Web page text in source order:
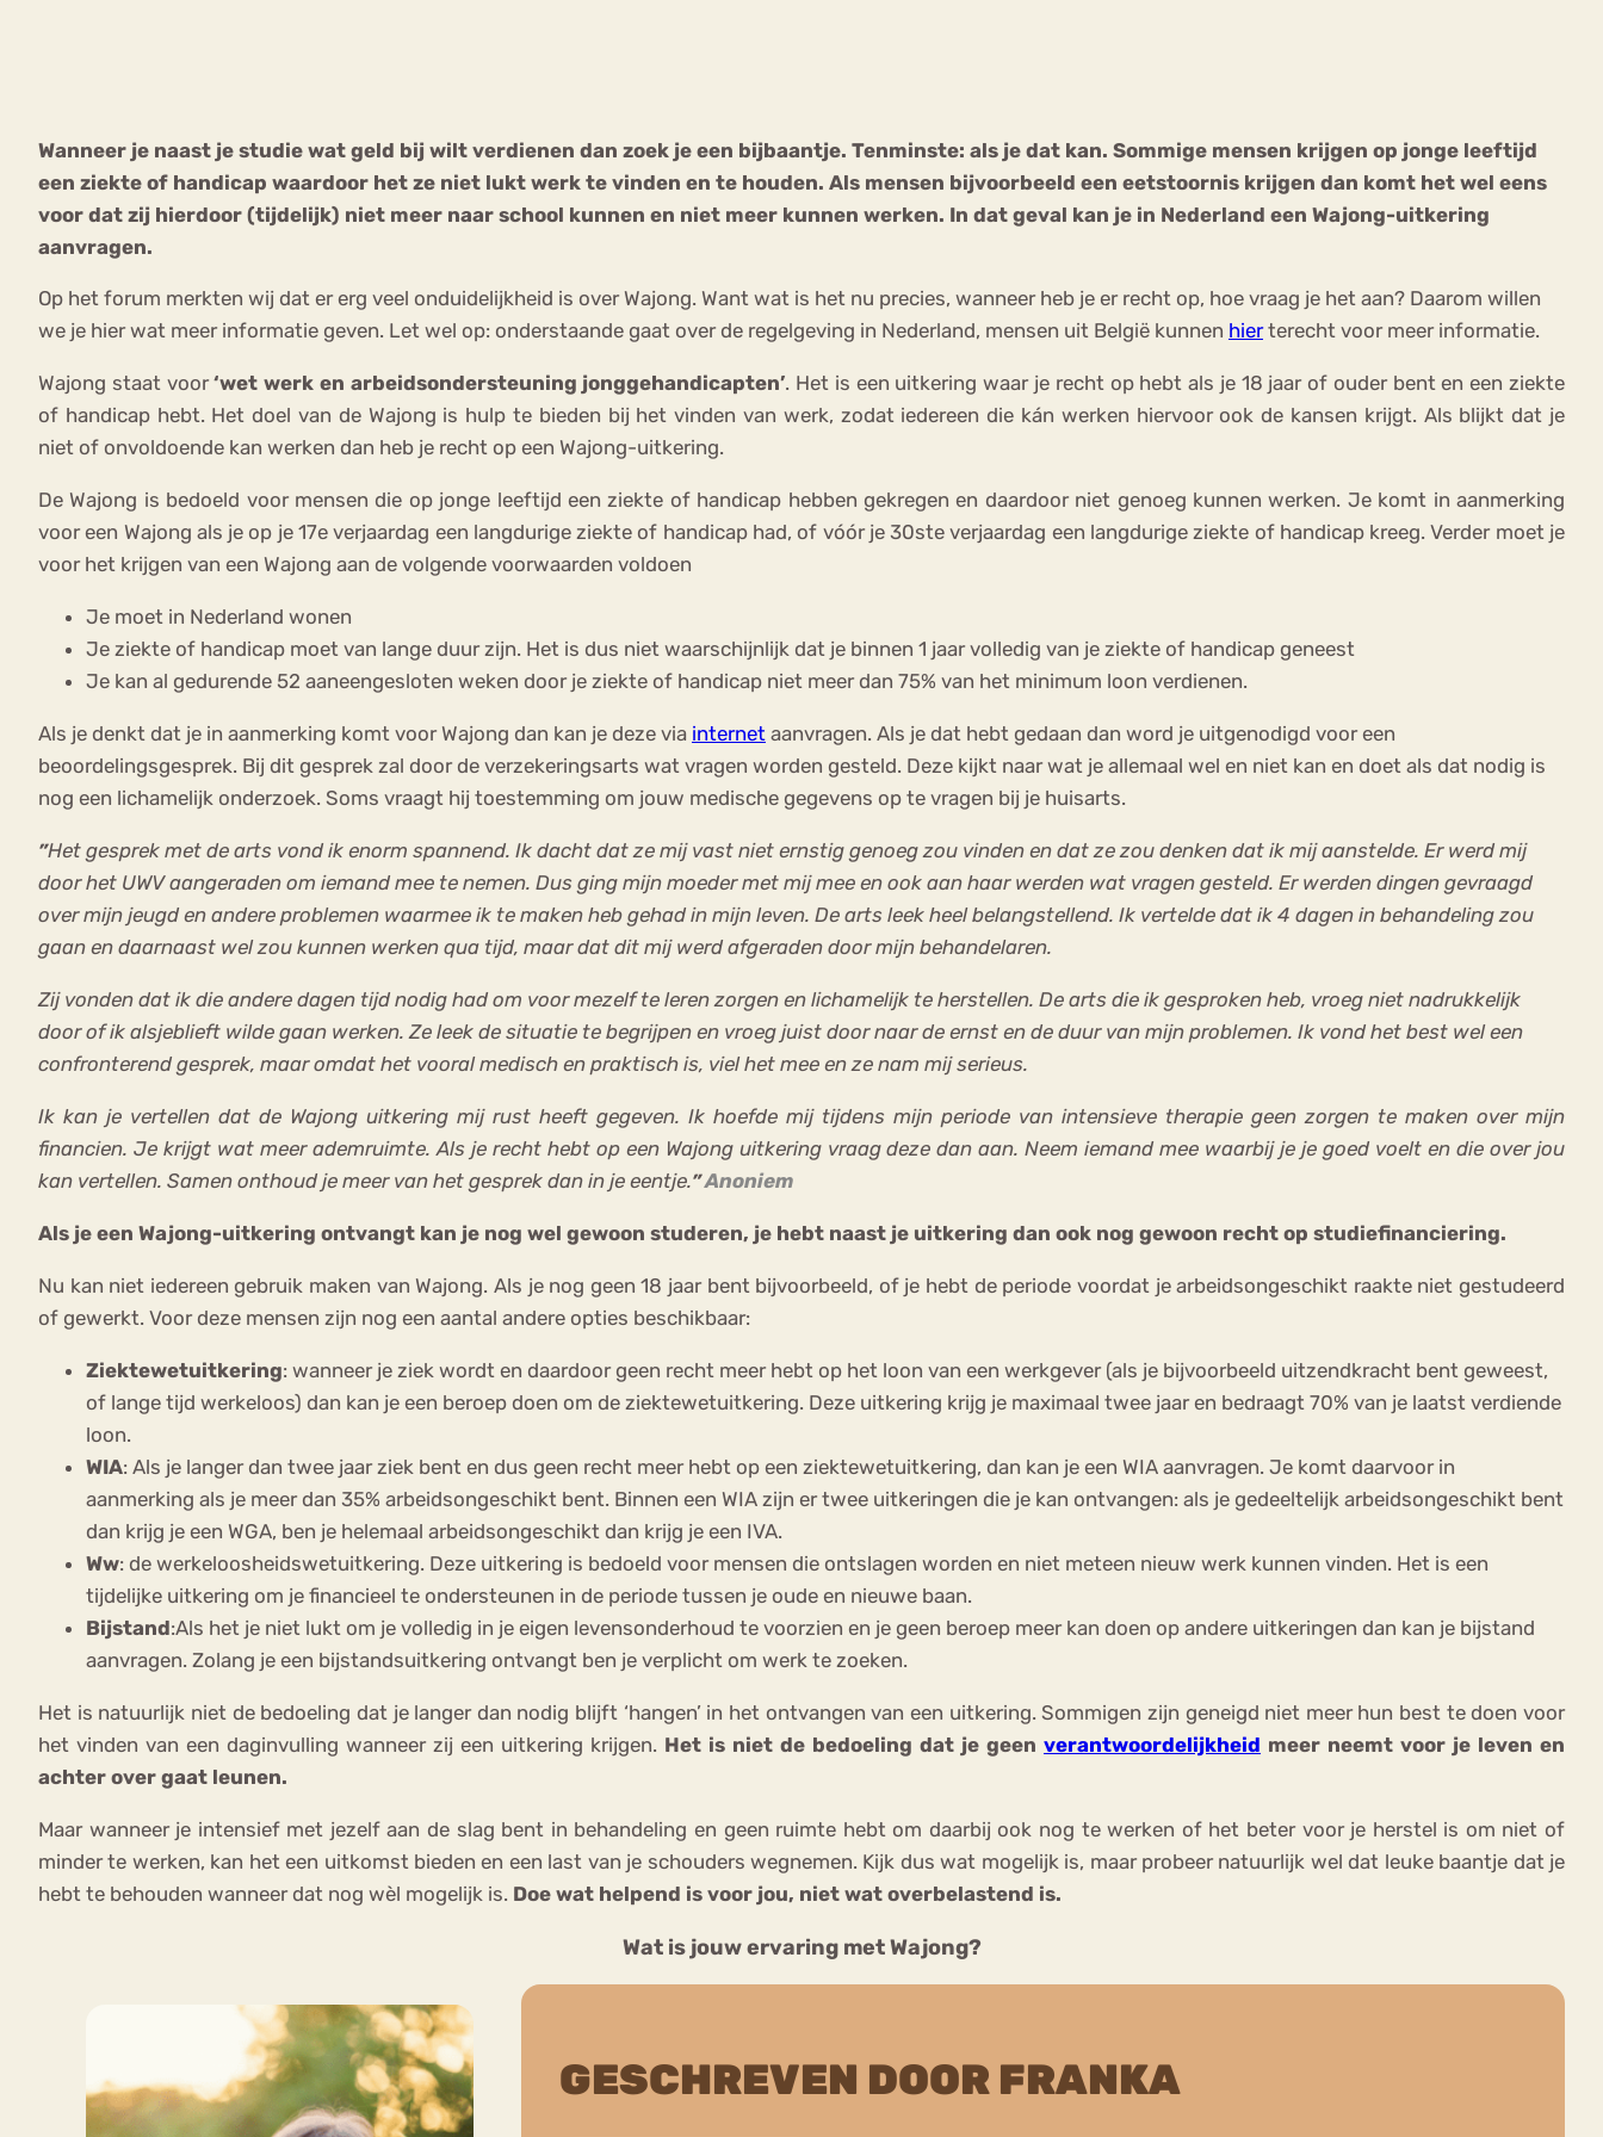
Wanneer je naast je studie wat geld bij wilt verdienen dan zoek je een bijbaantje. Tenminste: als je dat kan. Sommige mensen krijgen op jonge leeftijd
een ziekte of handicap waardoor het ze niet lukt werk te vinden en te houden. Als mensen bijvoorbeeld een eetstoornis krijgen dan komt het wel eens
voor dat zij hierdoor (tijdelijk) niet meer naar school kunnen en niet meer kunnen werken. In dat geval kan je in Nederland een Wajong-uitkering
aanvragen.
Op het forum merkten wij dat er erg veel onduidelijkheid is over Wajong. Want wat is het nu precies, wanneer heb je er recht op, hoe vraag je het aan? Daarom willen
we je hier wat meer informatie geven. Let wel op: onderstaande gaat over de regelgeving in Nederland, mensen uit België kunnen hierterecht voor meer informatie.
Wajong staat voor‘wet werk en arbeidsondersteuning jonggehandicapten’. Het is een uitkering waar je recht op hebt als je 18 jaar of ouder bent en een ziekte
of handicap hebt. Het doel van de Wajong is hulp te bieden bij het vinden van werk, zodat iedereen die kán werken hiervoor ook de kansen krijgt. Als blijkt dat je
niet of onvoldoende kan werken dan heb je recht op een Wajong-uitkering.
De Wajong is bedoeld voor mensen die op jonge leeftijd een ziekte of handicap hebben gekregen en daardoor niet genoeg kunnen werken. Je komt in aanmerking
voor een Wajong als je op je 17e verjaardag een langdurige ziekte of handicap had, of vóór je 30ste verjaardag een langdurige ziekte of handicap kreeg. Verder moet je
voor het krijgen van een Wajong aan de volgende voorwaarden voldoen
Je moet in Nederland wonen
Je ziekte of handicap moet van lange duur zijn. Het is dus niet waarschijnlijk dat je binnen 1 jaar volledig van je ziekte of handicap geneest
Je kan al gedurende 52 aaneengesloten weken door je ziekte of handicap niet meer dan 75% van het minimum loon verdienen.
Als je denkt dat je in aanmerking komt voor Wajong dan kan je deze via internet aanvragen. Als je dat hebt gedaan dan word je uitgenodigd voor een
beoordelingsgesprek. Bij dit gesprek zal door de verzekeringsarts wat vragen worden gesteld. Deze kijkt naar wat je allemaal wel en niet kan en doet als dat nodig is
nog een lichamelijk onderzoek. Soms vraagt hij toestemming om jouw medische gegevens op te vragen bij je huisarts.
”Het gesprek met de arts vond ik enorm spannend. Ik dacht dat ze mij vast niet ernstig genoeg zou vinden en dat ze zou denken dat ik mij aanstelde. Er werd mij
door het UWV aangeraden om iemand mee te nemen. Dus ging mijn moeder met mij mee en ook aan haar werden wat vragen gesteld. Er werden dingen gevraagd
over mijn jeugd en andere problemen waarmee ik te maken heb gehad in mijn leven. De arts leek heel belangstellend. Ik vertelde dat ik 4 dagen in behandeling zou
gaan en daarnaast wel zou kunnen werken qua tijd, maar dat dit mij werd afgeraden door mijn behandelaren.
Zij vonden dat ik die andere dagen tijd nodig had om voor mezelf te leren zorgen en lichamelijk te herstellen. De arts die ik gesproken heb, vroeg niet nadrukkelijk
door of ik alsjeblieft wilde gaan werken. Ze leek de situatie te begrijpen en vroeg juist door naar de ernst en de duur van mijn problemen. Ik vond het best wel een
confronterend gesprek, maar omdat het vooral medisch en praktisch is, viel het mee en ze nam mij serieus.
Ik kan je vertellen dat de Wajong uitkering mij rust heeft gegeven. Ik hoefde mij tijdens mijn periode van intensieve therapie geen zorgen te maken over mijn
financien. Je krijgt wat meer ademruimte. Als je recht hebt op een Wajong uitkering vraag deze dan aan. Neem iemand mee waarbij je je goed voelt en die over jou
kan vertellen. Samen onthoud je meer van het gesprek dan in je eentje.”Anoniem
Als je een Wajong-uitkering ontvangt kan je nog wel gewoon studeren, je hebt naast je uitkering dan ook nog gewoon recht op studiefinanciering.
Nu kan niet iedereen gebruik maken van Wajong. Als je nog geen 18 jaar bent bijvoorbeeld, of je hebt de periode voordat je arbeidsongeschikt raakte niet gestudeerd
of gewerkt. Voor deze mensen zijn nog een aantal andere opties beschikbaar:
Ziektewetuitkering: wanneer je ziek wordt en daardoor geen recht meer hebt op het loon van een werkgever (als je bijvoorbeeld uitzendkracht bent geweest,
of lange tijd werkeloos) dan kan je een beroep doen om de ziektewetuitkering. Deze uitkering krijg je maximaal twee jaar en bedraagt 70% van je laatst verdiende
loon.
WIA: Als je langer dan twee jaar ziek bent en dus geen recht meer hebt op een ziektewetuitkering, dan kan je een WIA aanvragen. Je komt daarvoor in
aanmerking als je meer dan 35% arbeidsongeschikt bent. Binnen een WIA zijn er twee uitkeringen die je kan ontvangen: als je gedeeltelijk arbeidsongeschikt bent
dan krijg je een WGA, ben je helemaal arbeidsongeschikt dan krijg je een IVA.
Ww: de werkeloosheidswetuitkering. Deze uitkering is bedoeld voor mensen die ontslagen worden en niet meteen nieuw werk kunnen vinden. Het is een
tijdelijke uitkering om je financieel te ondersteunen in de periode tussen je oude en nieuwe baan.
Bijstand:Als het je niet lukt om je volledig in je eigen levensonderhoud te voorzien en je geen beroep meer kan doen op andere uitkeringen dan kan je bijstand
aanvragen. Zolang je een bijstandsuitkering ontvangt ben je verplicht om werk te zoeken.
Het is natuurlijk niet de bedoeling dat je langer dan nodig blijft ‘hangen’ in het ontvangen van een uitkering. Sommigen zijn geneigd niet meer hun best te doen voor
het vinden van een daginvulling wanneer zij een uitkering krijgen. Het is niet de bedoeling dat je geen verantwoordelijkheid meer neemt voor je leven en
achter over gaat leunen.
Maar wanneer je intensief met jezelf aan de slag bent in behandeling en geen ruimte hebt om daarbij ook nog te werken of het beter voor je herstel is om niet of
minder te werken, kan het een uitkomst bieden en een last van je schouders wegnemen. Kijk dus wat mogelijk is, maar probeer natuurlijk wel dat leuke baantje dat je
hebt te behouden wanneer dat nog wèl mogelijk is. Doe wat helpend is voor jou, niet wat overbelastend is.
Wat is jouw ervaring met Wajong?
GESCHREVEN DOOR FRANKA
Boulimia Nervosa Eetstoornis Anorexia Nervosa Eetbuien Piekeren Sport
Trauma
Orthorexia